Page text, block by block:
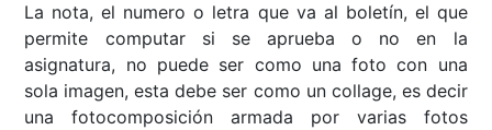
La nota, el numero o letra que va al boletín, el que
permite computar si se aprueba o no en la
asignatura, no puede ser como una foto con una
sola imagen, esta debe ser como un collage, es decir
una fotocomposición armada por varias fotos